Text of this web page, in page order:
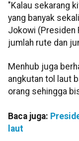
"Kalau sekarang
yang banyak
Jokowi (Presiden
jumlah rute dan
Menhub juga
angkutan tol laut
orang sehingga
Baca juga:
laut